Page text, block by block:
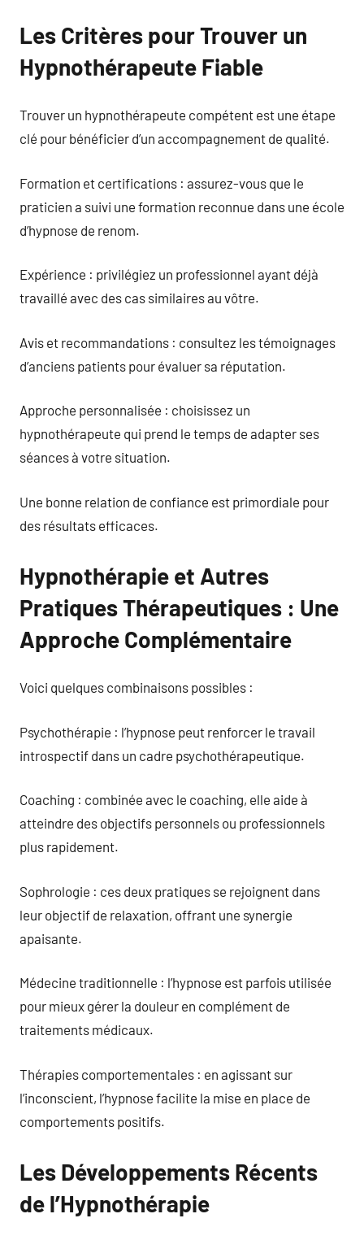
Les Critères pour Trouver un
Hypnothérapeute Fiable
Trouver un hypnothérapeute compétent est une étape
clé pour bénéficier d’un accompagnement de qualité.
Formation et certifications : assurez-vous que le
praticien a suivi une formation reconnue dans une école
d’hypnose de renom.
Expérience : privilégiez un professionnel ayant déjà
travaillé avec des cas similaires au vôtre.
Avis et recommandations : consultez les témoignages
d’anciens patients pour évaluer sa réputation.
Approche personnalisée : choisissez un
hypnothérapeute qui prend le temps de adapter ses
séances à votre situation.
Une bonne relation de confiance est primordiale pour
des résultats efficaces.
Hypnothérapie et Autres
Pratiques Thérapeutiques : Une
Approche Complémentaire
Voici quelques combinaisons possibles :
Psychothérapie : l’hypnose peut renforcer le travail
introspectif dans un cadre psychothérapeutique.
Coaching : combinée avec le coaching, elle aide à
atteindre des objectifs personnels ou professionnels
plus rapidement.
Sophrologie : ces deux pratiques se rejoignent dans
leur objectif de relaxation, offrant une synergie
apaisante.
Médecine traditionnelle : l’hypnose est parfois utilisée
pour mieux gérer la douleur en complément de
traitements médicaux.
Thérapies comportementales : en agissant sur
l’inconscient, l’hypnose facilite la mise en place de
comportements positifs.
Les Développements Récents
de l’Hypnothérapie